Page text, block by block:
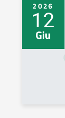
2026
12
Giu